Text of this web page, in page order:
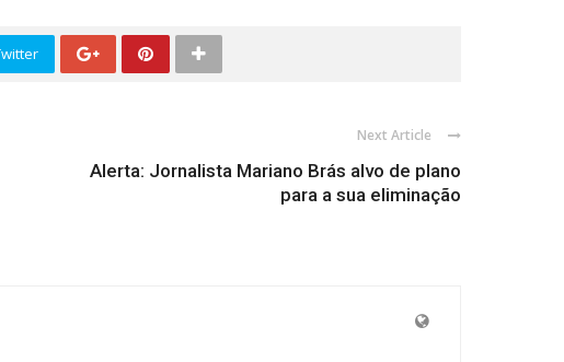
Next Article
Alerta: Jornalista Mariano Brás alvo de plano
para a sua eliminação